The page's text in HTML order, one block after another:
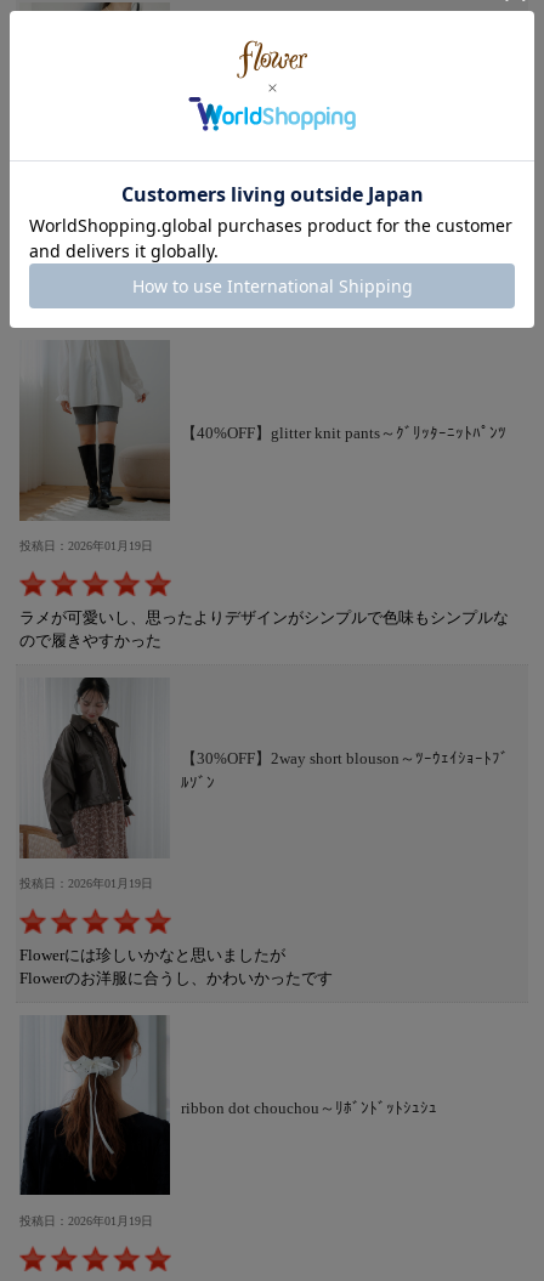
【50%OFF】shiny tweed jacket～ｼｬｲﾆｰﾂｲｰﾄﾞｼﾞ
ｬｹｯﾄ
ずっと憧れてたキラキラジャケット！
春まで着たくてアイボリーを購入しました
【40%OFF】glitter knit pants～ｸﾞﾘｯﾀｰﾆｯﾄﾊﾟﾝﾂ
投稿日：2026年01月19日
ラメが可愛いし、思ったよりデザインがシンプルで色味もシンプルな
ので履きやすかった
【30%OFF】2way short blouson～ﾂｰｳｪｲｼｮｰﾄﾌﾞ
ﾙｿﾞﾝ
投稿日：2026年01月19日
Flowerには珍しいかなと思いましたが
Flowerのお洋服に合うし、かわいかったです
ribbon dot chouchou～ﾘﾎﾞﾝﾄﾞｯﾄｼｭｼｭ
投稿日：2026年01月19日